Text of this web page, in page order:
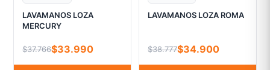
LAVAMANOS LOZA
MERCURY
$37.766$33.990
LAVAMANOS LOZA ROMA
$38.777$34.900